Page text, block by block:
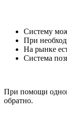
Систему
При
На рынке
Система
При помощи
обратно.